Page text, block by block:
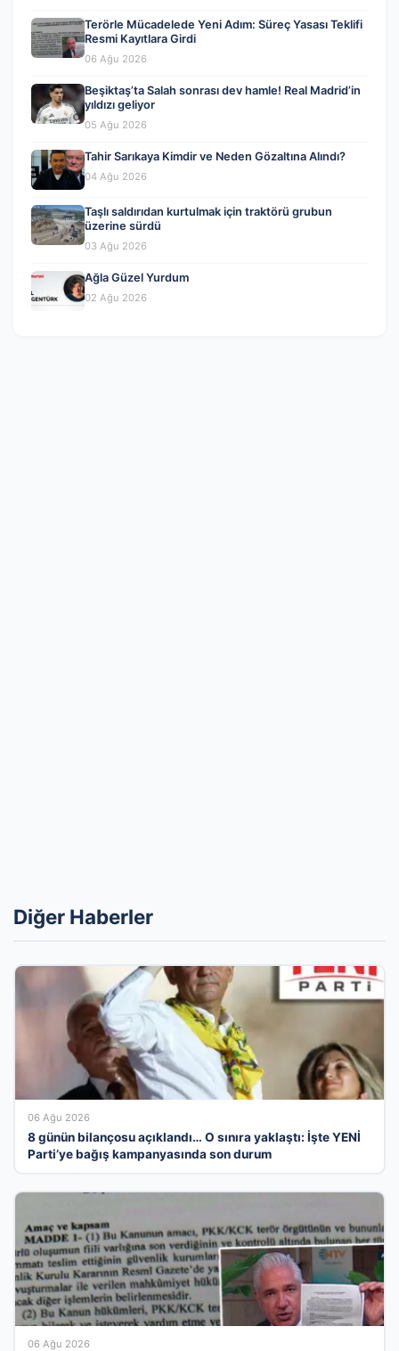
Terörle Mücadelede Yeni Adım: Süreç Yasası Teklifi
Resmi Kayıtlara Girdi
06 Ağu 2026
Beşiktaş’ta Salah sonrası dev hamle! Real Madrid’in
yıldızı geliyor
05 Ağu 2026
Tahir Sarıkaya Kimdir ve Neden Gözaltına Alındı?
04 Ağu 2026
Taşlı saldırıdan kurtulmak için traktörü grubun
üzerine sürdü
03 Ağu 2026
Ağla Güzel Yurdum
02 Ağu 2026
Diğer Haberler
06 Ağu 2026
8 günün bilançosu açıklandı… O sınıra yaklaştı: İşte YENİ
Parti’ye bağış kampanyasında son durum
06 Ağu 2026